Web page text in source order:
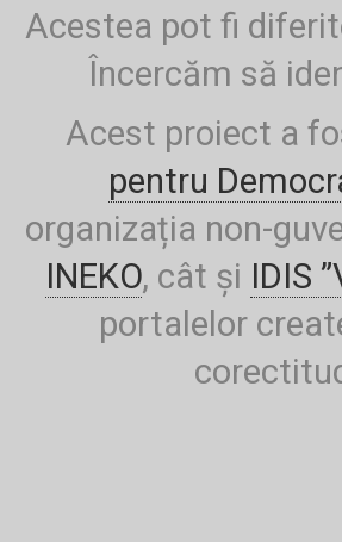
Acestea pot fi
Încercăm să
Acest proiect a
pentru
organizația non-
INEKO, cât și IDIS
portalelor